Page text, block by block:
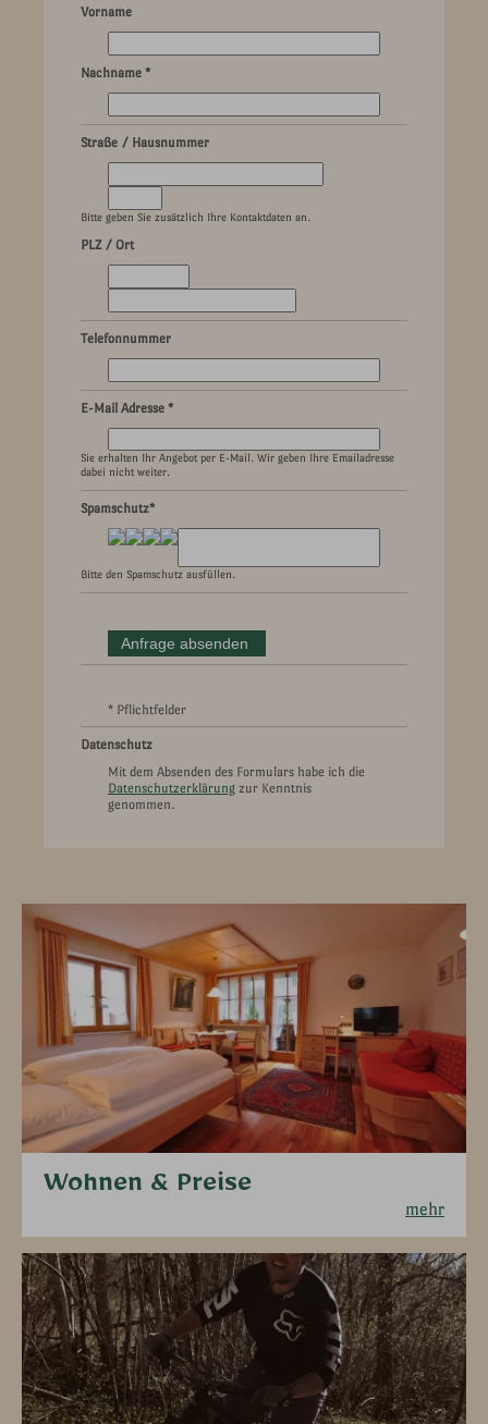
Vorname
Nachname *
Straße / Hausnummer
Bitte geben Sie zusätzlich Ihre Kontaktdaten an.
PLZ / Ort
Telefonnummer
E-Mail Adresse *
Sie erhalten Ihr Angebot per E-Mail. Wir geben Ihre Emailadresse
dabei nicht weiter.
Spamschutz*
Bitte den Spamschutz ausfüllen.
* Pflichtfelder
Datenschutz
Mit dem Absenden des Formulars habe ich die
Datenschutzerklärung zur Kenntnis
genommen.
Wohnen & Preise
mehr